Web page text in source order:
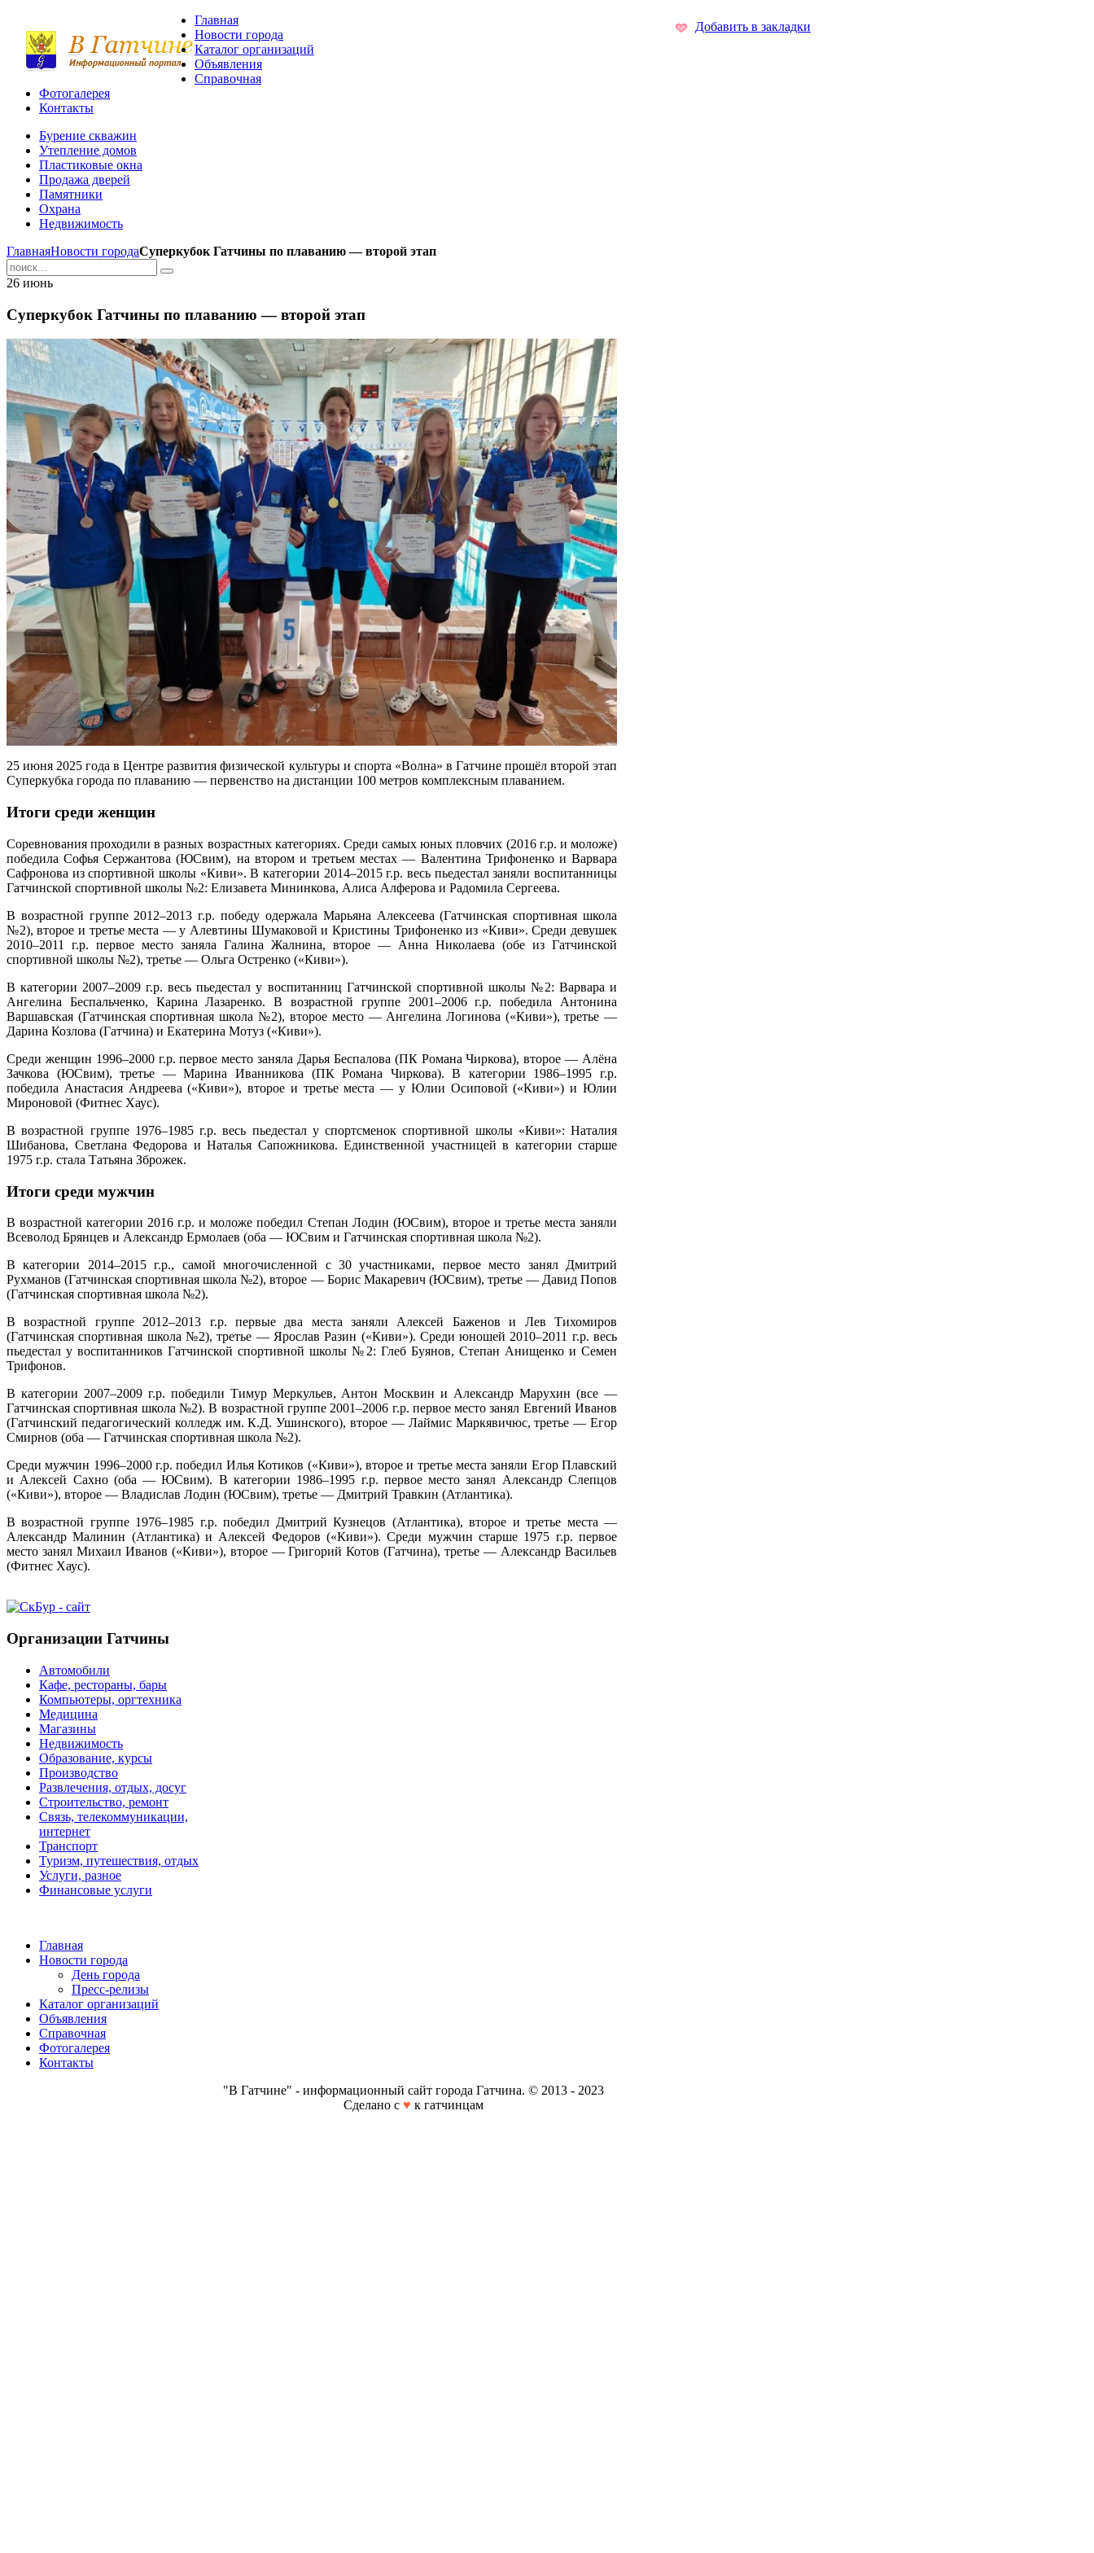
Добавить в закладки
Главная
Новости города
Каталог организаций
Объявления
Справочная
Фотогалерея
Контакты
Бурение скважин
Утепление домов
Пластиковые окна
Продажа дверей
Памятники
Охрана
Недвижимость
ГлавнаяНовости городаСуперкубок Гатчины по плаванию — второй этап
26 июнь
Суперкубок Гатчины по плаванию — второй этап
25 июня 2025 года в Центре развития физической культуры и спорта «Волна» в Гатчине прошёл второй этап
Суперкубка города по плаванию — первенство на дистанции 100 метров комплексным плаванием.
Итоги среди женщин
Соревнования проходили в разных возрастных категориях. Среди самых юных пловчих (2016 г.р. и моложе)
победила Софья Сержантова (ЮСвим), на втором и третьем местах — Валентина Трифоненко и Варвара
Сафронова из спортивной школы «Киви». В категории 2014–2015 г.р. весь пьедестал заняли воспитанницы
Гатчинской спортивной школы №2: Елизавета Мининкова, Алиса Алферова и Радомила Сергеева.
В возрастной группе 2012–2013 г.р. победу одержала Марьяна Алексеева (Гатчинская спортивная школа
№2), второе и третье места — у Алевтины Шумаковой и Кристины Трифоненко из «Киви». Среди девушек
2010–2011 г.р. первое место заняла Галина Жалнина, второе — Анна Николаева (обе из Гатчинской
спортивной школы №2), третье — Ольга Остренко («Киви»).
В категории 2007–2009 г.р. весь пьедестал у воспитанниц Гатчинской спортивной школы №2: Варвара и
Ангелина Беспальченко, Карина Лазаренко. В возрастной группе 2001–2006 г.р. победила Антонина
Варшавская (Гатчинская спортивная школа №2), второе место — Ангелина Логинова («Киви»), третье —
Дарина Козлова (Гатчина) и Екатерина Мотуз («Киви»).
Среди женщин 1996–2000 г.р. первое место заняла Дарья Беспалова (ПК Романа Чиркова), второе — Алёна
Зачкова (ЮСвим), третье — Марина Иванникова (ПК Романа Чиркова). В категории 1986–1995 г.р.
победила Анастасия Андреева («Киви»), второе и третье места — у Юлии Осиповой («Киви») и Юлии
Мироновой (Фитнес Хаус).
В возрастной группе 1976–1985 г.р. весь пьедестал у спортсменок спортивной школы «Киви»: Наталия
Шибанова, Светлана Федорова и Наталья Сапожникова. Единственной участницей в категории старше
1975 г.р. стала Татьяна Зброжек.
Итоги среди мужчин
В возрастной категории 2016 г.р. и моложе победил Степан Лодин (ЮСвим), второе и третье места заняли
Всеволод Брянцев и Александр Ермолаев (оба — ЮСвим и Гатчинская спортивная школа №2).
В категории 2014–2015 г.р., самой многочисленной с 30 участниками, первое место занял Дмитрий
Рухманов (Гатчинская спортивная школа №2), второе — Борис Макаревич (ЮСвим), третье — Давид Попов
(Гатчинская спортивная школа №2).
В возрастной группе 2012–2013 г.р. первые два места заняли Алексей Баженов и Лев Тихомиров
(Гатчинская спортивная школа №2), третье — Ярослав Разин («Киви»). Среди юношей 2010–2011 г.р. весь
пьедестал у воспитанников Гатчинской спортивной школы №2: Глеб Буянов, Степан Анищенко и Семен
Трифонов.
В категории 2007–2009 г.р. победили Тимур Меркульев, Антон Москвин и Александр Марухин (все —
Гатчинская спортивная школа №2). В возрастной группе 2001–2006 г.р. первое место занял Евгений Иванов
(Гатчинский педагогический колледж им. К.Д. Ушинского), второе — Лаймис Маркявичюс, третье — Егор
Смирнов (оба — Гатчинская спортивная школа №2).
Среди мужчин 1996–2000 г.р. победил Илья Котиков («Киви»), второе и третье места заняли Егор Плавский
и Алексей Сахно (оба — ЮСвим). В категории 1986–1995 г.р. первое место занял Александр Слепцов
(«Киви»), второе — Владислав Лодин (ЮСвим), третье — Дмитрий Травкин (Атлантика).
В возрастной группе 1976–1985 г.р. победил Дмитрий Кузнецов (Атлантика), второе и третье места —
Александр Малинин (Атлантика) и Алексей Федоров («Киви»). Среди мужчин старше 1975 г.р. первое
место занял Михаил Иванов («Киви»), второе — Григорий Котов (Гатчина), третье — Александр Васильев
(Фитнес Хаус).
Организации Гатчины
Автомобили
Кафе, рестораны, бары
Компьютеры, оргтехника
Медицина
Магазины
Недвижимость
Образование, курсы
Производство
Развлечения, отдых, досуг
Строительство, ремонт
Связь, телекоммуникации,
интернет
Транспорт
Туризм, путешествия, отдых
Услуги, разное
Финансовые услуги
Главная
Новости города
День города
Пресс-релизы
Каталог организаций
Объявления
Справочная
Фотогалерея
Контакты
"В Гатчине" - информационный сайт города Гатчина. © 2013 - 2023
Сделано с ♥ к гатчинцам